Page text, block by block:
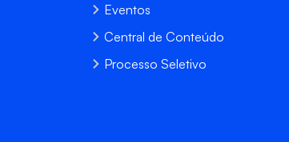
Eventos
Central de Conteúdo
Processo Seletivo